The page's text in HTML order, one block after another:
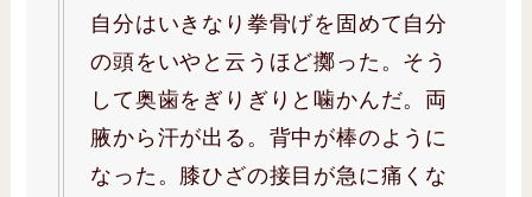
自分はいきなり拳骨げを固めて自分
の頭をいやと云うほど擲った。そう
して奥歯をぎりぎりと噛かんだ。両
腋から汗が出る。背中が棒のように
なった。膝ひざの接目が急に痛くな